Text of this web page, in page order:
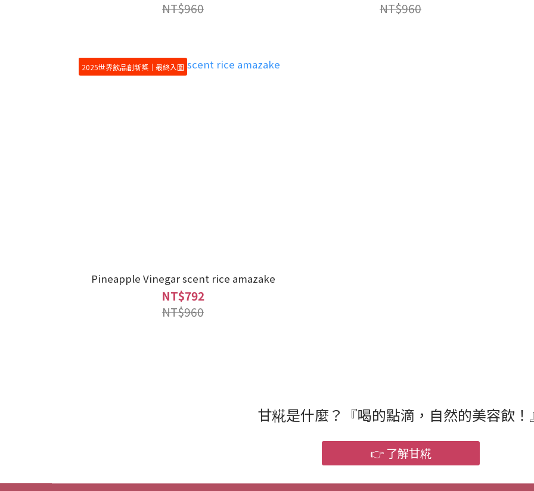
NT$960
NT$960
2025世界飲品創新獎｜最終入圍
Pineapple Vinegar scent rice amazake
NT$792
NT$960
甘糀是什麼？『喝的點滴，自然的美容飲！
👉 了解甘糀